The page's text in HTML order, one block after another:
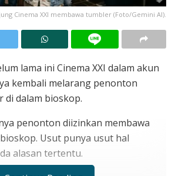
Cinema XXI membawa tumbler (Foto/Gemini AI).
lama ini Cinema XXI dalam akun
kembali melarang penonton
di dalam bioskop.
penonton diizinkan membawa
Usut punya usut hal
alasan tertentu.